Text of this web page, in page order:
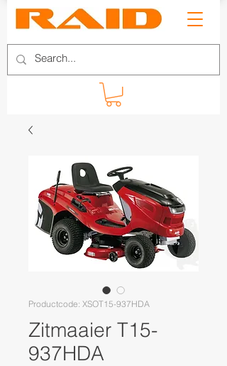
Productcode: XSOT15-937HDA
Zitmaaier T15-
937HDA